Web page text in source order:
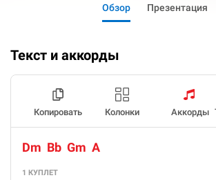
Обзор Презентация
Текст и аккорды
Копировать Колонки Аккорды
Dm  Bb  Gm  A
1 КУПЛЕТ